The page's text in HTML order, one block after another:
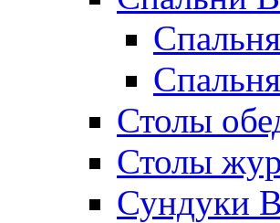
Столы
Столы
Сундуки